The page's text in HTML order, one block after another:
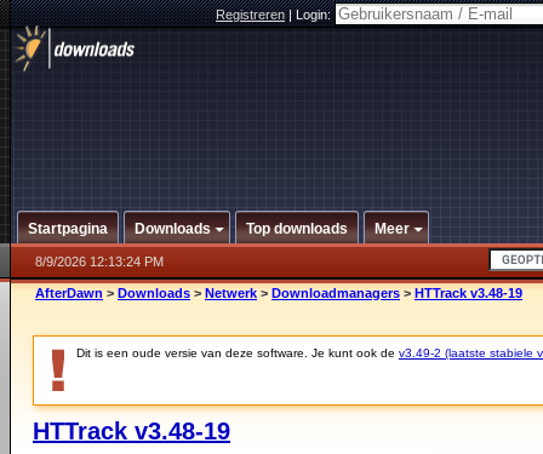
Registreren|Login:
Startpagina Downloads Top downloads Meer
8/9/2026 12:13:24 PM
AfterDawn > Downloads > Netwerk > Downloadmanagers > HTTrack v3.48-19
Dit is een oude versie van deze software. Je kunt ook de v3.49-2 (laatste stabiele
HTTrack v3.48-19